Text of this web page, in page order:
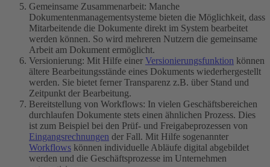
Gemeinsame Zusammenarbeit: Manche
Dokumentenmanagementsysteme bieten die Möglichkeit, dass
Mitarbeitende die Dokumente direkt im System bearbeitet
werden können. So wird mehreren Nutzern die gemeinsame
Arbeit am Dokument ermöglicht.
Versionierung: Mit Hilfe einer Versionierungsfunktion können
ältere Bearbeitungsstände eines Dokuments wiederhergestellt
werden. Sie bietet ferner Transparenz z.B. über Stand und
Zeitpunkt der Bearbeitung.
Bereitstellung von Workflows: In vielen Geschäftsbereichen
durchlaufen Dokumente stets einen ähnlichen Prozess. Dies
ist zum Beispiel bei den Prüf- und Freigabeprozessen von
Eingangsrechnungen der Fall. Mit Hilfe sogenannter
Workflows können individuelle Abläufe digital abgebildet
werden und die Geschäftsprozesse im Unternehmen